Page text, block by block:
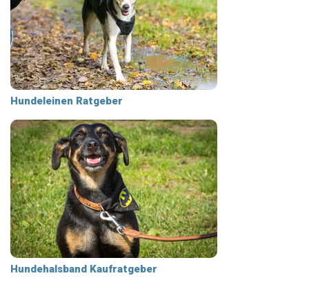
Hundeleinen Ratgeber
Hundehalsband Kaufratgeber